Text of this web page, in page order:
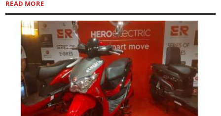
READ MORE